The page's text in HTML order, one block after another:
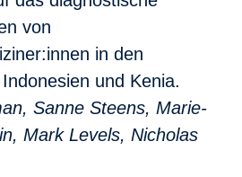
von
in den
und Kenia.
Sanne Steens, Marie-
Mark Levels, Nicholas